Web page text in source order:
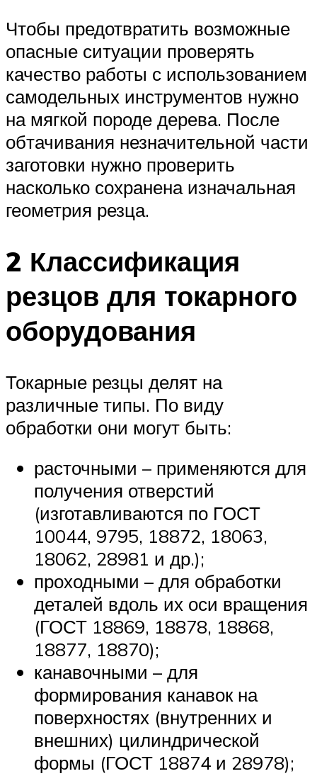
Чтобы предотвратить возможные
опасные ситуации проверять
качество работы с использованием
самодельных инструментов нужно
на мягкой породе дерева. После
обтачивания незначительной части
заготовки нужно проверить
насколько сохранена изначальная
геометрия резца.
2 Классификация
резцов для токарного
оборудования
Токарные резцы делят на
различные типы. По виду
обработки они могут быть:
расточными – применяются для
получения отверстий
(изготавливаются по ГОСТ
10044, 9795, 18872, 18063,
18062, 28981 и др.);
проходными – для обработки
деталей вдоль их оси вращения
(ГОСТ 18869, 18878, 18868,
18877, 18870);
канавочными – для
формирования канавок на
поверхностях (внутренних и
внешних) цилиндрической
формы (ГОСТ 18874 и 28978);